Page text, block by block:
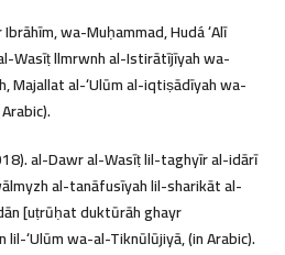
wa-Muḥammad, Hudá ʻAlī
Wasīṭ llmrwnh al-Istirātījīyah wa-
Majallat al-ʻUlūm al-iqtiṣādīyah wa-
al-Dawr al-Wasīṭ lil-taghyīr al-idārī
al-tanāfusīyah lil-sharikāt al-
[uṭrūḥat duktūrāh ghayr
lil-ʻUlūm wa-al-Tiknūlūjiyā, (in Arabic).